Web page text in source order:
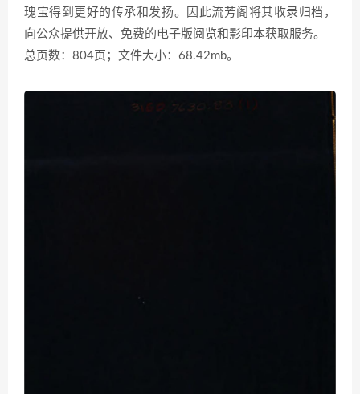
瑰宝得到更好的传承和发扬。因此流芳阁将其收录归档，
向公众提供开放、免费的电子版阅览和影印本获取服务。
总页数：804页；文件大小：68.42mb。